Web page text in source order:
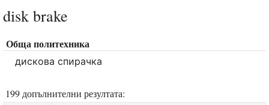
disk brake
Обща политехника
дискова спирачка
199 допълнителни резултата: